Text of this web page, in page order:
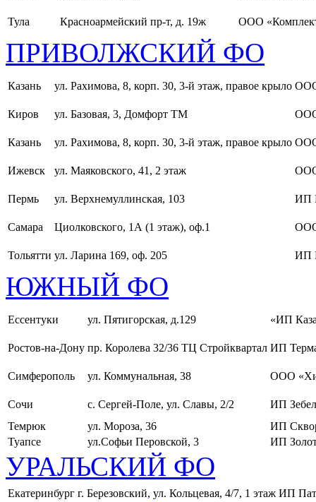
Тула Красноармейский пр-т, д. 19ж ООО
ПРИВОЛЖСКИЙ ФО
Казань ул. Рахимова, 8, корп. 30, 3-й этаж, правое крыло
Киров ул. Базовая, 3, Домфорт ТМ
Казань ул. Рахимова, 8, корп. 30, 3-й этаж, правое крыло
Ижевск ул. Маяковского, 41, 2 этаж
Пермь ул. Верхнемуллинская, 103 ИП
Самара Циолковского, 1А (1 этаж), оф.1
Тольятти ул. Ларина 169, оф. 205 ИП
ЮЖНЫЙ ФО
Ессентуки ул. Пятигорская, д.129 «ИП
Ростов-на-Дону пр. Королева 32/36 ТЦ Стройквартал ИП
Симферополь ул. Коммунальная, 38 ООО
Сочи с. Сергей-Поле, ул. Славы, 2/2
ИП
Темрюк
ул. Мороза, 36
ИП
Туапсе
ул.Софьи Перовской, 3 ИП
УРАЛЬСКИЙ ФО
Екатеринбург г. Березовский, ул. Кольцевая, 4/7, 1 этаж ИП